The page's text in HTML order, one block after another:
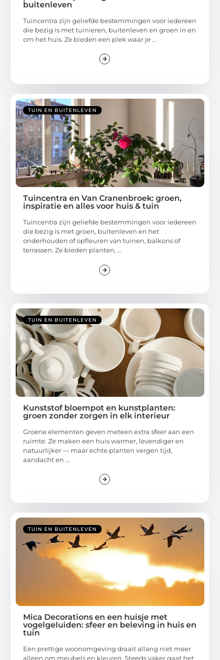
buitenleven
Tuincentra zijn geliefde bestemmingen voor iedereen
die bezig is met tuinieren, buitenleven en groen in en
om het huis. Ze bieden een plek waar je ...
TUIN EN BUITENLEVEN
Tuincentra en Van Cranenbroek: groen,
inspiratie en alles voor huis & tuin
Tuincentra zijn geliefde bestemmingen voor iedereen
die bezig is met groen, buitenleven en het
onderhouden of opfleuren van tuinen, balkons of
terrassen. Ze bieden planten, ...
TUIN EN BUITENLEVEN
Kunststof bloempot en kunstplanten:
groen zonder zorgen in elk interieur
Groene elementen geven meteen extra sfeer aan een
ruimte. Ze maken een huis warmer, levendiger en
natuurlijker — maar echte planten vergen tijd,
aandacht en ...
TUIN EN BUITENLEVEN
Mica Decorations en een huisje met
vogelgeluiden: sfeer en beleving in huis en
tuin
Een prettige woonomgeving draait allang niet meer
alleen om meubels en kleuren. Steeds vaker gaat het